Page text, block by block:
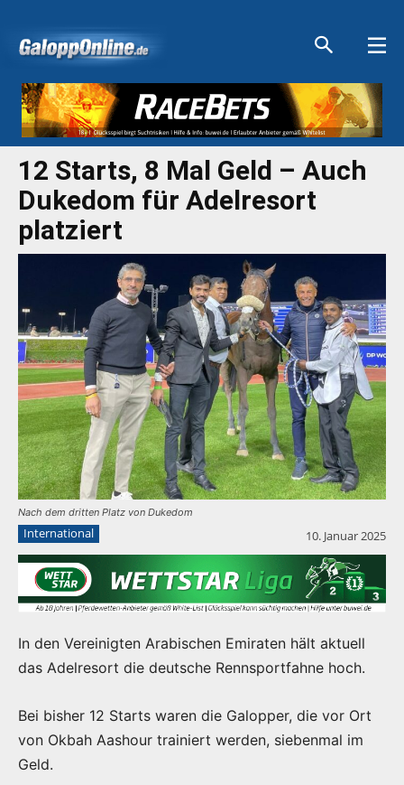
12 Starts, 8 Mal Geld – Auch
Dukedom für Adelresort
platziert
Nach dem dritten Platz von Dukedom
International 10. Januar 2025
In den Vereinigten Arabischen Emiraten hält aktuell
das Adelresort die deutsche Rennsportfahne hoch.
Bei bisher 12 Starts waren die Galopper, die vor Ort
von Okbah Aashour trainiert werden, siebenmal im
Geld.